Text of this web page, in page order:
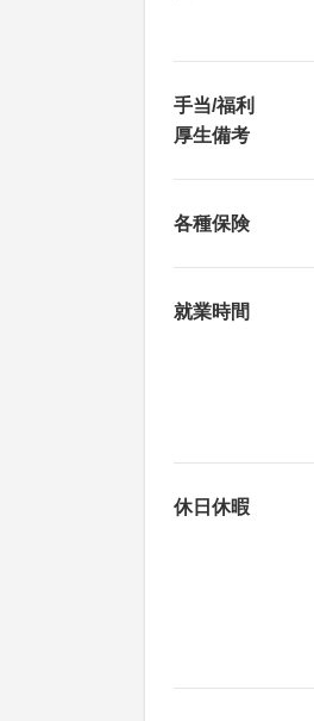
手当/福利
厚生備考
各種保険
就業時間
休日休暇